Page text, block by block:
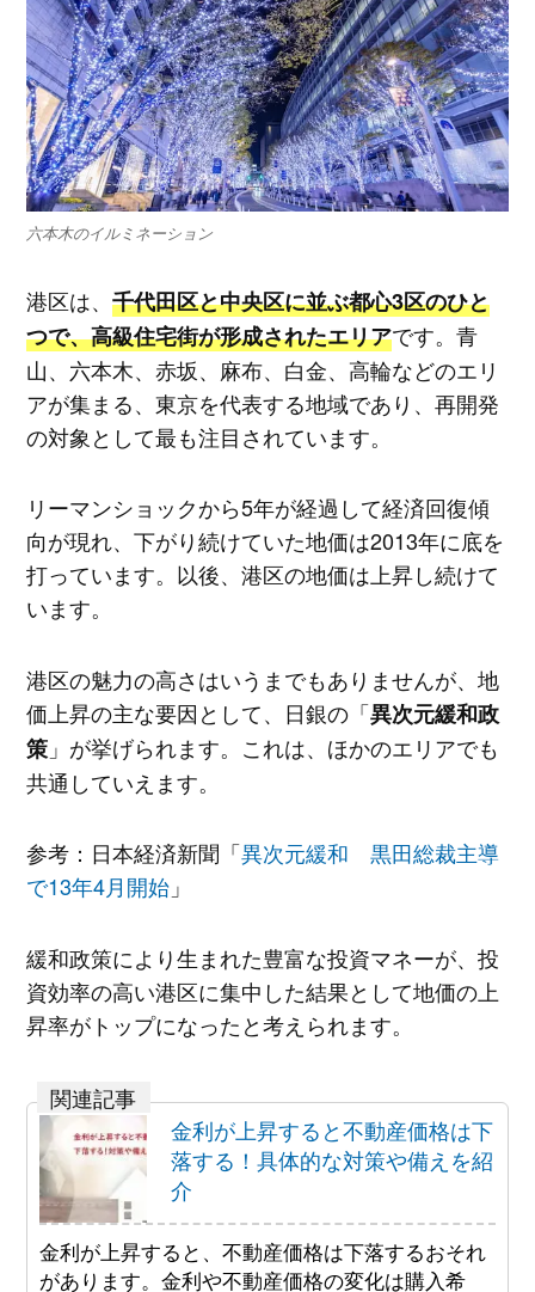
六本木のイルミネーション
港区は、 千代田区と中央区に並ぶ都心3区のひと
つで、高級住宅街が形成されたエリアです。青
山、六本木、赤坂、麻布、白金、高輪などのエリ
アが集まる、東京を代表する地域であり、再開発
の対象として最も注目されています。
リーマンショックから5年が経過して経済回復傾
向が現れ、下がり続けていた地価は2013年に底を
打っています。以後、港区の地価は上昇し続けて
います。
港区の魅力の高さはいうまでもありませんが、地
価上昇の主な要因として、日銀の「異次元緩和政
策」が挙げられます。これは、ほかのエリアでも
共通していえます。
参考：日本経済新聞「異次元緩和 黒田総裁主導
で13年4月開始」
緩和政策により生まれた豊富な投資マネーが、投
資効率の高い港区に集中した結果として地価の上
昇率がトップになったと考えられます。
金利が上昇すると不動産価格は下
落する！具体的な対策や備えを紹
介
金利が上昇すると、不動産価格は下落するおそれ
があります。金利や不動産価格の変化は購入希